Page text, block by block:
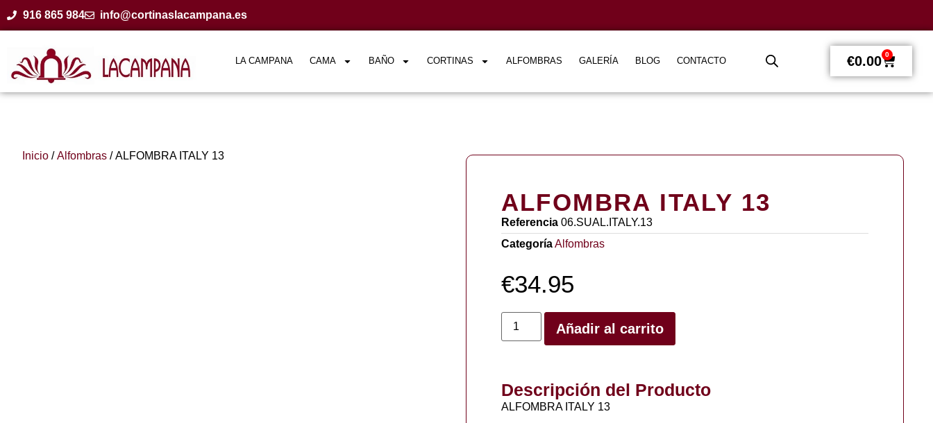
916 865 984 info@cortinaslacampana.es
LA CAMPANA CAMA BAÑO CORTINAS ALFOMBRAS GALERÍA BLOG CONTACTO €0.00 0
Inicio /Alfombras / ALFOMBRA ITALY 13
ALFOMBRA ITALY 13
Referencia 06.SUAL.ITALY.13
CategoríaAlfombras
€34.95
Añadir al carrito
Descripción del Producto
ALFOMBRA ITALY 13